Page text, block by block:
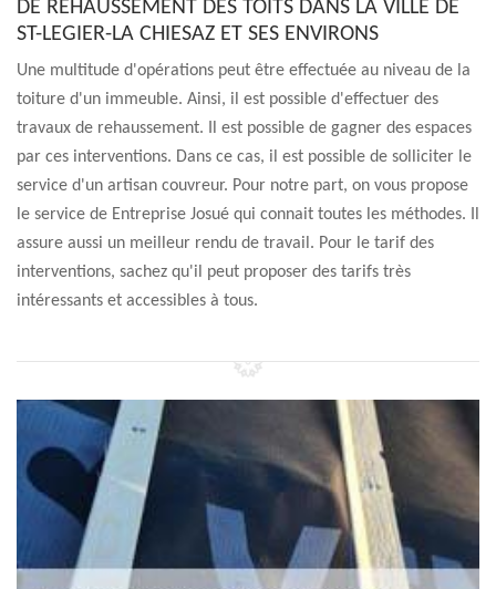
DE REHAUSSEMENT DES TOITS DANS LA VILLE DE
ST-LEGIER-LA CHIESAZ ET SES ENVIRONS
Une multitude d'opérations peut être effectuée au niveau de la
toiture d'un immeuble. Ainsi, il est possible d'effectuer des
travaux de rehaussement. Il est possible de gagner des espaces
par ces interventions. Dans ce cas, il est possible de solliciter le
service d'un artisan couvreur. Pour notre part, on vous propose
le service de Entreprise Josué qui connait toutes les méthodes. Il
assure aussi un meilleur rendu de travail. Pour le tarif des
interventions, sachez qu'il peut proposer des tarifs très
intéressants et accessibles à tous.